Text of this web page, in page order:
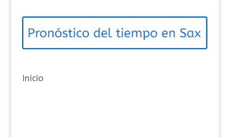
o
í
s
Inicio